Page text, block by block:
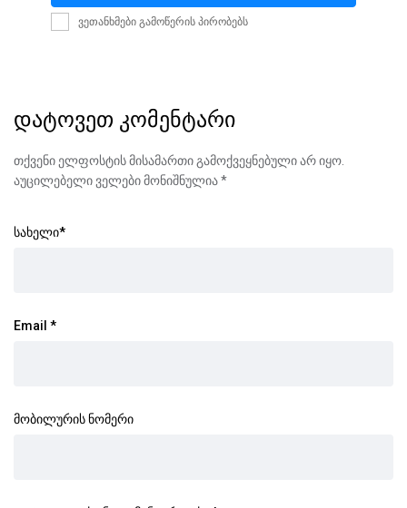
ვეთანხმები გამოწერის პირობებს
დატოვეთ კომენტარი
თქვენი ელფოსტის მისამართი გამოქვეყნებული არ იყო.
აუცილებელი ველები მონიშნულია*
სახელი*
Email *
მობილურის ნომერი